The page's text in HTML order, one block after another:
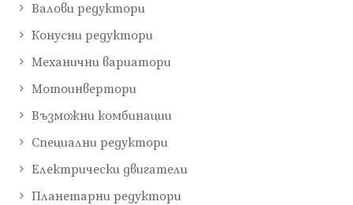
Валови редуктори
Конусни редуктори
Механични вариатори
Мотоинвертори
Възможни комбинации
Специални редуктори
Електрически двигатели
Планетарни редуктори